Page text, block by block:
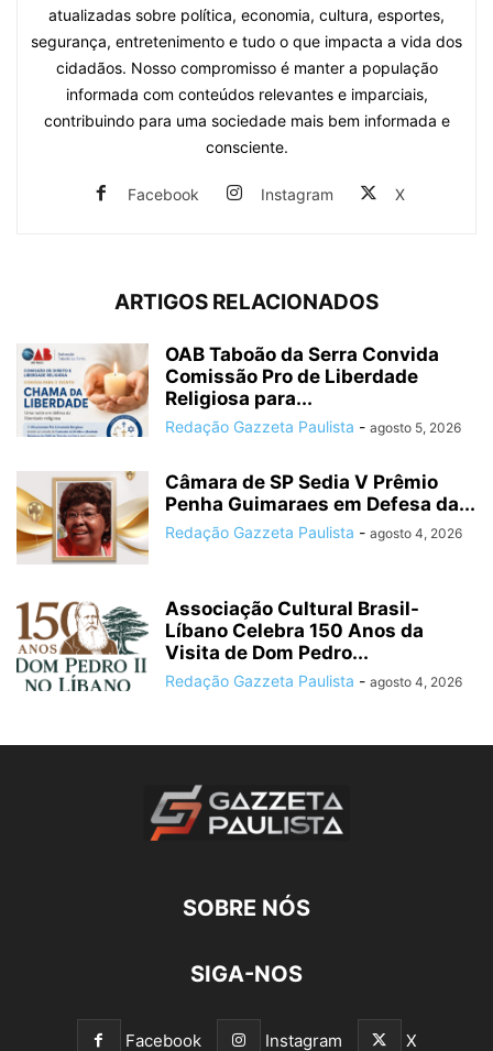
atualizadas sobre política, economia, cultura, esportes,
segurança, entretenimento e tudo o que impacta a vida dos
cidadãos. Nosso compromisso é manter a população
informada com conteúdos relevantes e imparciais,
contribuindo para uma sociedade mais bem informada e
consciente.
Facebook Instagram X
ARTIGOS RELACIONADOS
OAB Taboão da Serra Convida
Comissão Pro de Liberdade
Religiosa para...
Redação Gazzeta Paulista - agosto 5, 2026
Câmara de SP Sedia V Prêmio
Penha Guimaraes em Defesa da...
Redação Gazzeta Paulista - agosto 4, 2026
Associação Cultural Brasil-
Líbano Celebra 150 Anos da
Visita de Dom Pedro...
Redação Gazzeta Paulista - agosto 4, 2026
SOBRE NÓS
SIGA-NOS
Facebook Instagram X